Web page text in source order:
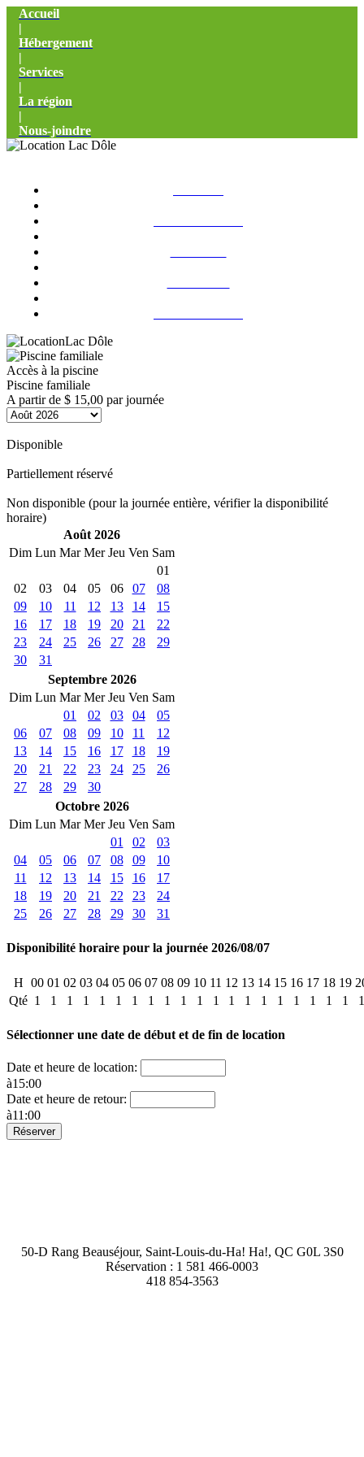
Accueil
|
Hébergement
|
Services
|
La région
|
Nous-joindre
Accès à la piscine
Piscine familiale
A partir de $ 15,00 par journée
Disponible
Partiellement réservé
Non disponible (pour la journée entière, vérifier la disponibilité
horaire)
Août 2026
Dim Lun Mar Mer Jeu Ven Sam
01
02
03 04 05 06 07
08
09
10 11 12 13 14
15
16
17 18 19 20 21
22
23
24 25 26 27 28
29
30
31
Septembre 2026
Dim Lun Mar Mer Jeu Ven Sam
01
02 03 04
05
06
07 08 09 10 11
12
13
14 15 16 17 18
19
20
21 22 23 24 25
26
27
28 29
30
Octobre 2026
Dim Lun Mar Mer Jeu Ven Sam
01
02
03
04
05 06 07 08 09
10
11
12 13 14 15 16
17
18
19 20 21 22 23
24
25
26 27 28 29 30 31
Disponibilité horaire pour la journée 2026/08/07
H 00 01 02 03 04 05 06 07 08 09 10 11 12 13 14 15 16 17 18 19
Qté 1 1 1 1 1 1 1 1 1 1 1 1 1 1 1 1 1 1 1 1 1
Sélectionner une date de début et de fin de location
Date et heure de location:
à15:00
Date et heure de retour:
à11 :00
50-D Rang Beauséjour, Saint-Louis-du-Ha! Ha!, QC G0L 3S0
Réservation : 1 581 466-0003
418 854-3563